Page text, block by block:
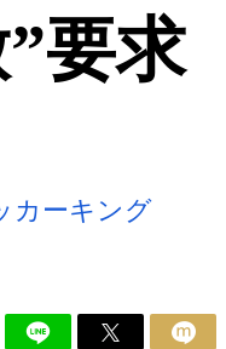
要求
カーキング